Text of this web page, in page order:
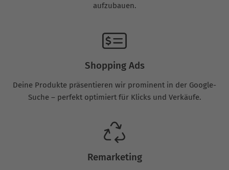
aufzubauen.
Shopping Ads
Deine Produkte präsentieren wir prominent in der Google-
Suche – perfekt optimiert für Klicks und Verkäufe.
Remarketing